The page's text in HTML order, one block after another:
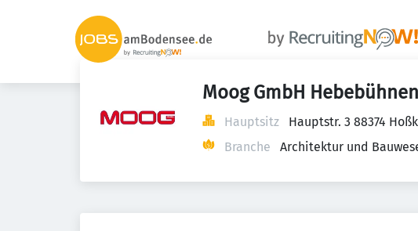
Moog GmbH
Hauptsitz
Hauptstr. 3 88374
Branche
Architektur und